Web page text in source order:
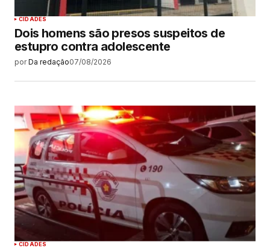
CIDADES
Dois homens são presos suspeitos de
estupro contra adolescente
por Da redação07/08/2026
CIDADES